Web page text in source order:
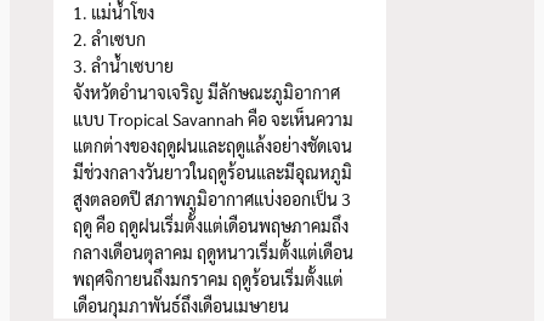
1. แม่น้ำโขง
2. ลำเซบก
3. ลำน้ำเซบาย
จังหวัดอำนาจเจริญ มีลักษณะภูมิอากาศ
แบบ Tropical Savannah คือ จะเห็นความ
แตกต่างของฤดูฝนและฤดูแล้งอย่างชัดเจน
มีช่วงกลางวันยาวในฤดูร้อนและมีอุณหภูมิ
สูงตลอดปี สภาพภูมิอากาศแบ่งออกเป็น 3
ฤดู คือ ฤดูฝนเริ่มตั้งแต่เดือนพฤษภาคมถึง
กลางเดือนตุลาคม ฤดูหนาวเริ่มตั้งแต่เดือน
พฤศจิกายนถึงมกราคม ฤดูร้อนเริ่มตั้งแต่
เดือนกุมภาพันธ์ถึงเดือนเมษายน